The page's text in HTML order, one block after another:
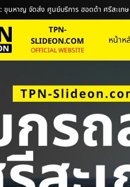
: ขุนหาญ จัดส่ง ศูนย์บริการ ฮอดด้า ศรีสะเกษ
TPN-
SLIDEON.COM
OFFICIAL WEBSITE
หน้าห